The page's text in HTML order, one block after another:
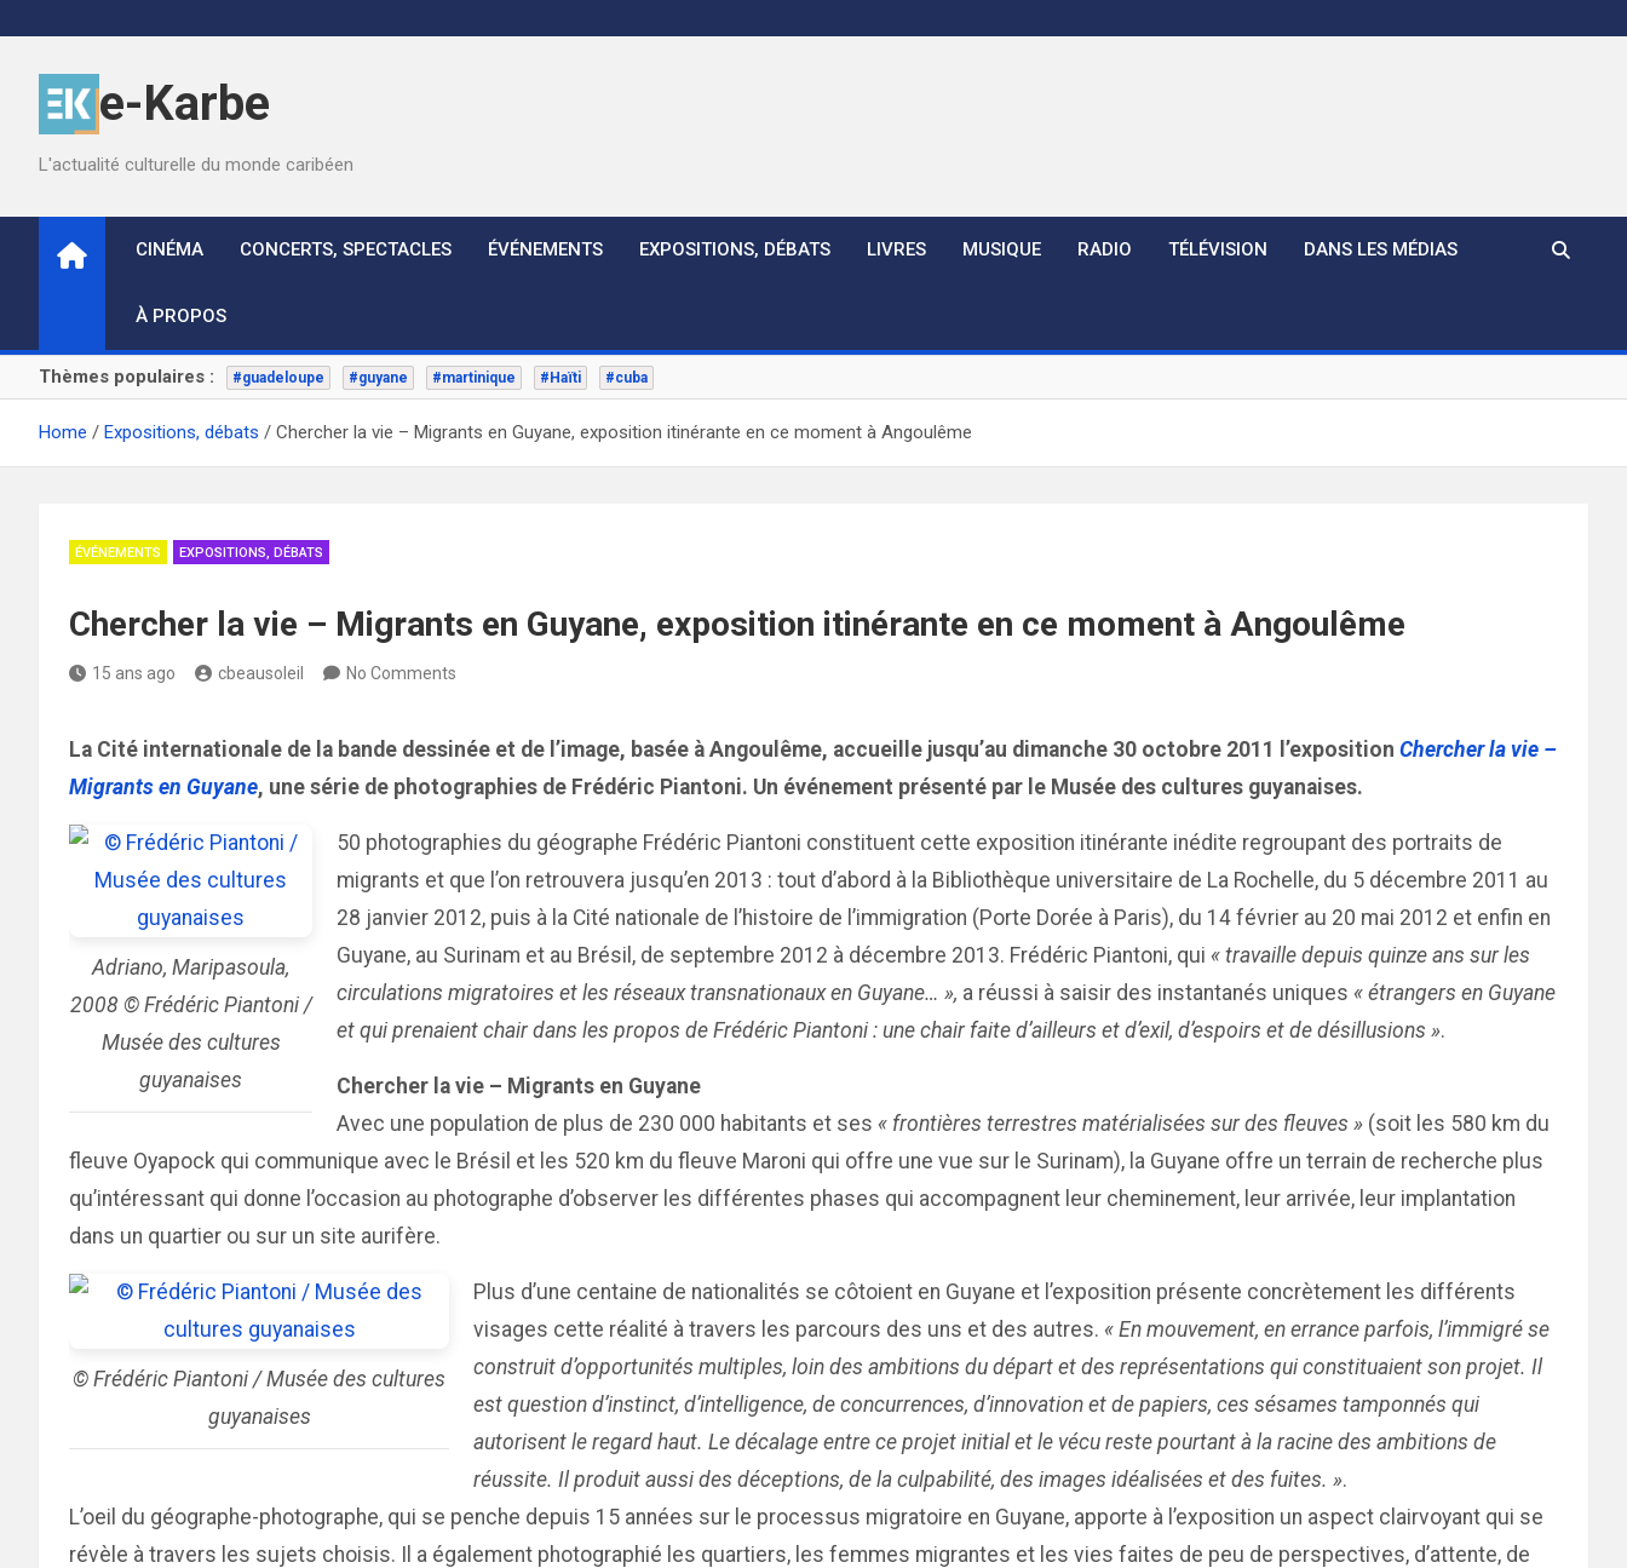
to
content
e-Karbe
L'actualité culturelle du monde caribéen
CINÉMA CONCERTS, SPECTACLES ÉVÉNEMENTS EXPOSITIONS, DÉBATS LIVRES MUSIQUE RADIO TÉLÉVISION DANS LES MÉDIAS
À PROPOS
Thèmes populaires : #guadeloupe #guyane #martinique #Haïti #cuba
Home Expositions, débats Chercher la vie – Migrants en Guyane, exposition itinérante en ce moment à Angoulême
ÉVÉNEMENTS EXPOSITIONS, DÉBATS
Chercher la vie – Migrants en Guyane, exposition itinérante en ce moment à Angoulême
15 ans ago cbeausoleil No Comments
La Cité internationale de la bande dessinée et de l’image, basée à Angoulême, accueille jusqu’au dimanche 30 octobre 2011 l’exposition Chercher la vie –
Migrants en Guyane, une série de photographies de Frédéric Piantoni. Un événement présenté par le Musée des cultures guyanaises.
Adriano, Maripasoula,
2008 © Frédéric Piantoni /
Musée des cultures
guyanaises
50 photographies du géographe Frédéric Piantoni constituent cette exposition itinérante inédite regroupant des portraits de
migrants et que l’on retrouvera jusqu’en 2013 : tout d’abord à la Bibliothèque universitaire de La Rochelle, du 5 décembre 2011 au
28 janvier 2012, puis à la Cité nationale de l’histoire de l’immigration (Porte Dorée à Paris), du 14 février au 20 mai 2012 et enfin en
Guyane, au Surinam et au Brésil, de septembre 2012 à décembre 2013. Frédéric Piantoni, qui « travaille depuis quinze ans sur les
circulations migratoires et les réseaux transnationaux en Guyane… », a réussi à saisir des instantanés uniques « étrangers en Guyane
et qui prenaient chair dans les propos de Frédéric Piantoni : une chair faite d’ailleurs et d’exil, d’espoirs et de désillusions ».
Chercher la vie – Migrants en Guyane
Avec une population de plus de 230 000 habitants et ses « frontières terrestres matérialisées sur des fleuves » (soit les 580 km du
fleuve Oyapock qui communique avec le Brésil et les 520 km du fleuve Maroni qui offre une vue sur le Surinam), la Guyane offre un terrain de recherche plus
qu’intéressant qui donne l’occasion au photographe d’observer les différentes phases qui accompagnent leur cheminement, leur arrivée, leur implantation
dans un quartier ou sur un site aurifère.
© Frédéric Piantoni / Musée des cultures
guyanaises
Plus d’une centaine de nationalités se côtoient en Guyane et l’exposition présente concrètement les différents
visages cette réalité à travers les parcours des uns et des autres. « En mouvement, en errance parfois, l’immigré se
construit d’opportunités multiples, loin des ambitions du départ et des représentations qui constituaient son projet. Il
est question d’instinct, d’intelligence, de concurrences, d’innovation et de papiers, ces sésames tamponnés qui
autorisent le regard haut. Le décalage entre ce projet initial et le vécu reste pourtant à la racine des ambitions de
réussite. Il produit aussi des déceptions, de la culpabilité, des images idéalisées et des fuites. ».
L’oeil du géographe-photographe, qui se penche depuis 15 années sur le processus migratoire en Guyane, apporte à l’exposition un aspect clairvoyant qui se
révèle à travers les sujets choisis. Il a également photographié les quartiers, les femmes migrantes et les vies faites de peu de perspectives, d’attente, de